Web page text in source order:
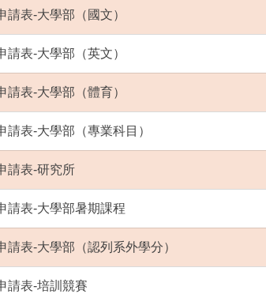
表-大學部（國文）
表-大學部（英文）
表-大學部（體育）
表-大學部（專業科目）
請表-研究所
請表-大學部暑期課程
表-大學部（認列系外學分）
請表-培訓競賽